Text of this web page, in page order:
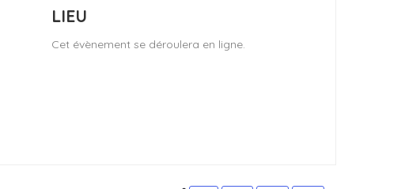
LIEU
Cet évènement se déroulera en ligne.